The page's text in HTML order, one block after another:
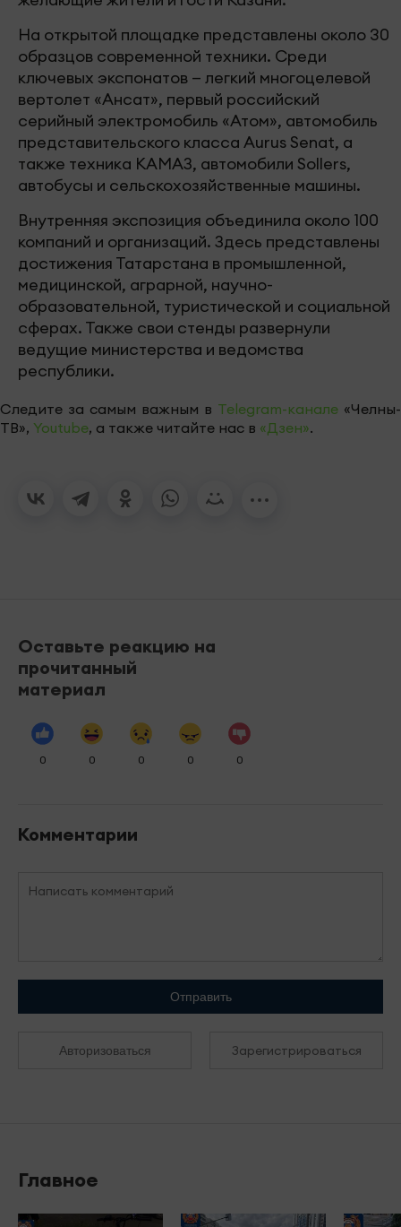
На открытой площадке представлены около 30
образцов современной техники. Среди
ключевых экспонатов — легкий многоцелевой
вертолет «Ансат», первый российский
серийный электромобиль «Атом», автомобиль
представительского класса Aurus Senat, а
также техника КАМАЗ, автомобили Sollers,
автобусы и сельскохозяйственные машины.
Внутренняя экспозиция объединила около 100
компаний и организаций. Здесь представлены
достижения Татарстана в промышленной,
медицинской, аграрной, научно-
образовательной, туристической и социальной
сферах. Также свои стенды развернули
ведущие министерства и ведомства
республики.
Следите за самым важным в Telegram-канале «Челны-
ТВ», Youtube, а также читайте нас в «Дзен».
Оставьте реакцию на
прочитанный
материал
0 0 0 0 0
Комментарии
Отправить
Авторизоваться Зарегистрироваться
Главное